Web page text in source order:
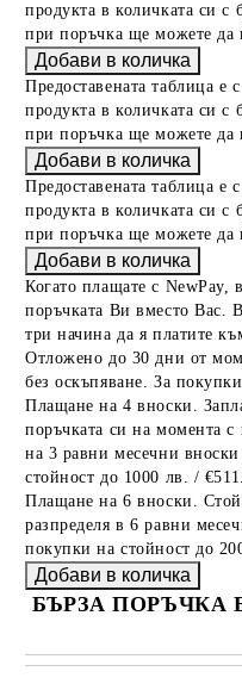
продукта в количката си с
при поръчка ще можете да
Предоставената таблица
продукта в количката си с
при поръчка ще можете да
Предоставената таблица
продукта в количката си с
при поръчка ще можете да
Когато плащате с NewPay,
поръчката Ви вместо Вас.
три начина да я платите
Отложено до 30 дни от
без оскъпяване. За
Плащане на 4 вноски.
поръчката си на момента с
на 3 равни месечни
стойност до 1000 лв. /
Плащане на 6 вноски.
разпределя в 6 равни
покупки на стойност до
БЪРЗА ПОРЪЧКА
САМО